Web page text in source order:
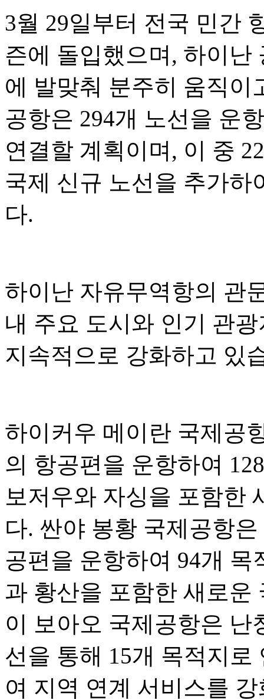
3월 29일부터 전국 민간
즌에 돌입했으며, 하이난
에 발맞춰 분주히 움직이
공항은 294개 노선을 운
연결할 계획이며, 이 중
국제 신규 노선을 추가하
다.
하이난 자유무역항의 관
내 주요 도시와 인기 관
지속적으로 강화하고 있
하이커우 메이란 국제공
의 항공편을 운항하여
보저우와 자싱을 포함한
다. 싼야 봉황 국제공항
공편을 운항하여 94개
과 황산을 포함한 새로운
이 보아오 국제공항은 난
선을 통해 15개 목적지
여 지역 연계 서비스를